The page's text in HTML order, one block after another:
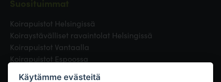
Koirapuistot Helsingissä
Koiraystävälliset ravaintolat Helsingissä
Koirapuistot Vantaalla
Koirapuistot Espoossa
Käytämme evästeitä